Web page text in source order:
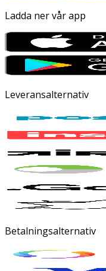
Ladda ner vår app
Leveransalternativ
Betalningsalternativ